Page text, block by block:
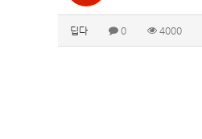
딥다 0 4000